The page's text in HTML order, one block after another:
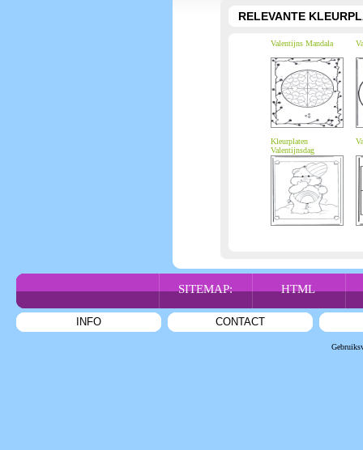
RELEVANTE
Valentijns Mandala
Kleurplaten
Valentijnsdag
SITEMAP: HTML
INFO CONTACT